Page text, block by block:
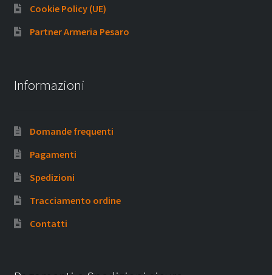
Cookie Policy (UE)
Partner Armeria Pesaro
Informazioni
Domande frequenti
Pagamenti
Spedizioni
Tracciamento ordine
Contatti